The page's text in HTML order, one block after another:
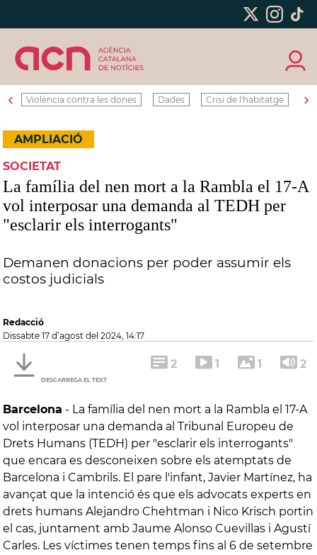
‹ Violència contra les dones Dades Crisi de l'habitatge ›
AMPLIACIÓ
SOCIETAT
La família del nen mort a la Rambla el 17-A
vol interposar una demanda al TEDH per
"esclarir els interrogants"
Demanen donacions per poder assumir els
costos judicials
Redacció
dissabte 17 d’agost del 2024, 14:17
DESCARREGA EL TEXT
2 1 1 2
Barcelona - La família del nen mort a la Rambla el 17-A
vol interposar una demanda al Tribunal Europeu de
Drets Humans (TEDH) per "esclarir els interrogants"
que encara es desconeixen sobre els atemptats de
Barcelona i Cambrils. El pare l'infant, Javier Martínez, ha
avançat que la intenció és que els advocats experts en
drets humans Alejandro Chehtman i Nico Krisch portin
el cas, juntament amb Jaume Alonso Cuevillas i Agustí
Carles. Les víctimes tenen temps fins al 6 de setembre